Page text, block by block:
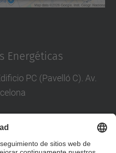
Energéticas
PC (Pavelló C). Av.